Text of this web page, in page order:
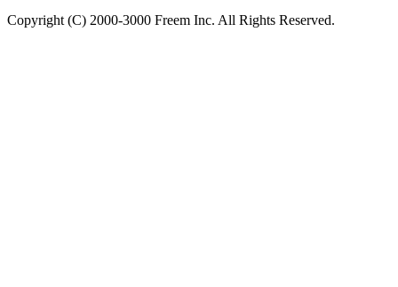
Copyright (C) 2000-3000 Freem Inc. All Rights Reserved.